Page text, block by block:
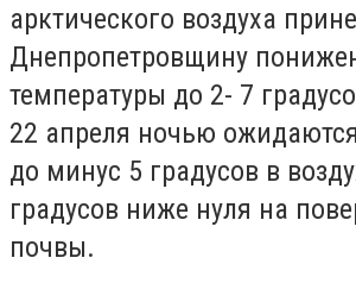
арктического воздуха
Днепропетровщину
температуры до 2- 7
22 апреля ночью
до минус 5 градусов в
градусов ниже нуля на
почвы.